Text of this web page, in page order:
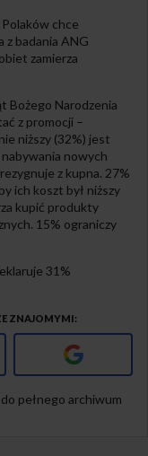
chce
z badania ANG
zamierza
Bożego Narodzenia
z promocji –
niższy (32%) jest
nowych
z kupna. 27%
ich koszt był niższy
kupić produkty
15% ograniczy
31%
ZNAJOMYMI
Google+
pełnego archiwum